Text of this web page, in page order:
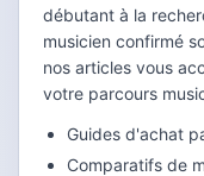
débutant à la
musicien confirmé
nos articles vous
votre parcours
Guides d'achat
Comparatifs de